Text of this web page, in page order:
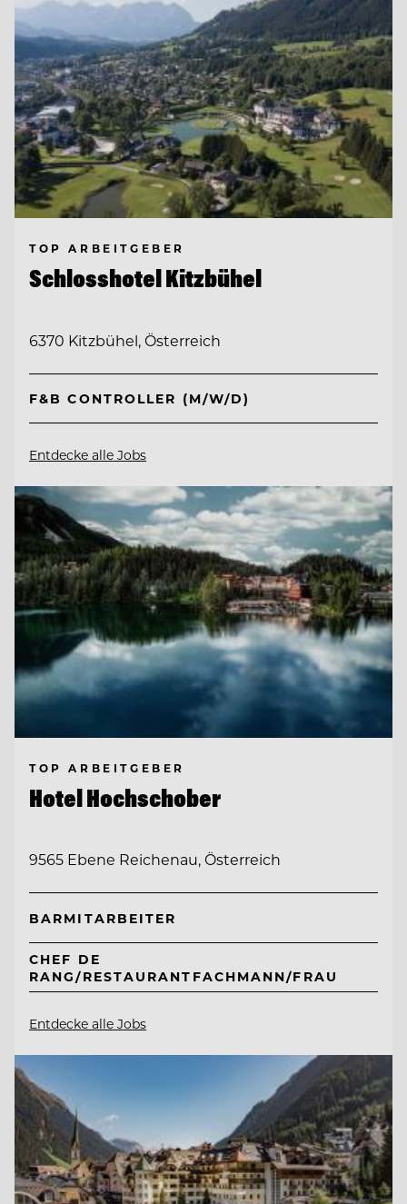
TOP ARBEITGEBER
Schlosshotel Kitzbühel
6370 Kitzbühel, Österreich
F&B CONTROLLER (M/W/D)
Entdecke alle Jobs
TOP ARBEITGEBER
Hotel Hochschober
9565 Ebene Reichenau, Österreich
BARMITARBEITER
CHEF DE
RANG/RESTAURANTFACHMANN/FRAU
Entdecke alle Jobs